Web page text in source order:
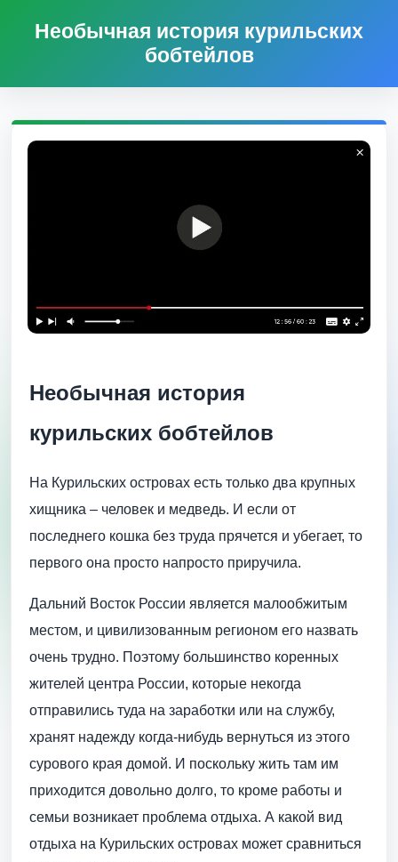
Необычная история курильских
бобтейлов
Необычная история
курильских бобтейлов
На Курильских островах есть только два крупных
хищника – человек и медведь. И если от
последнего кошка без труда прячется и убегает, то
первого она просто напросто приручила.
Дальний Восток России является малообжитым
местом, и цивилизованным регионом его назвать
очень трудно. Поэтому большинство коренных
жителей центра России, которые некогда
отправились туда на заработки или на службу,
хранят надежду когда-нибудь вернуться из этого
сурового края домой. И поскольку жить там им
приходится довольно долго, то кроме работы и
семьи возникает проблема отдыха. А какой вид
отдыха на Курильских островах может сравниться